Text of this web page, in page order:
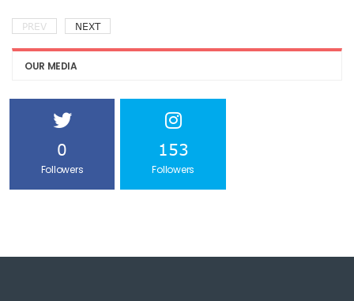
PREV NEXT
OUR MEDIA
0
Followers
153
Followers